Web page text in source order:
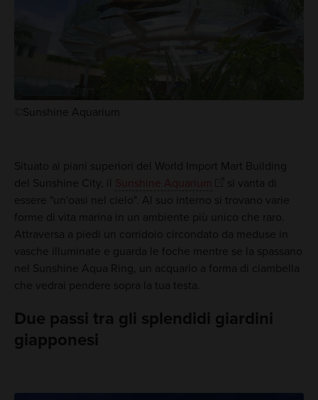
©Sunshine Aquarium
Situato ai piani superiori del World Import Mart Building
del Sunshine City, il Sunshine Aquarium
si vanta di
essere "un'oasi nel cielo". Al suo interno si trovano varie
forme di vita marina in un ambiente più unico che raro.
Attraversa a piedi un corridoio circondato da meduse in
vasche illuminate e guarda le foche mentre se la spassano
nel Sunshine Aqua Ring, un acquario a forma di ciambella
che vedrai pendere sopra la tua testa.
Due passi tra gli splendidi giardini
giapponesi